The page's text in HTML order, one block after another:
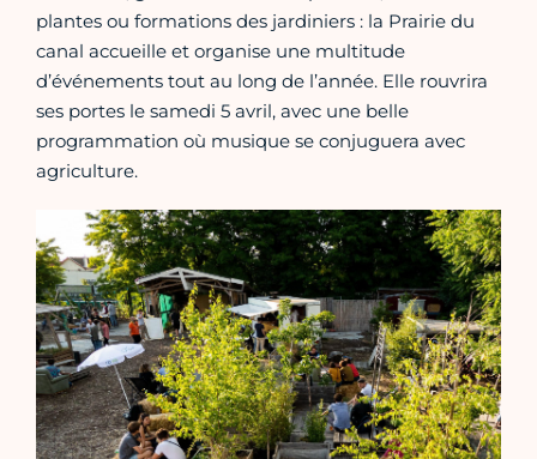
plantes ou formations des jardiniers : la Prairie du
canal accueille et organise une multitude
d’événements tout au long de l’année. Elle rouvrira
ses portes le samedi 5 avril, avec une belle
programmation où musique se conjuguera avec
agriculture.